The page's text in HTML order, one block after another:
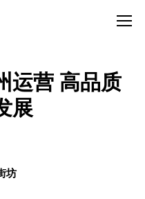
运营 高品质
展
坊